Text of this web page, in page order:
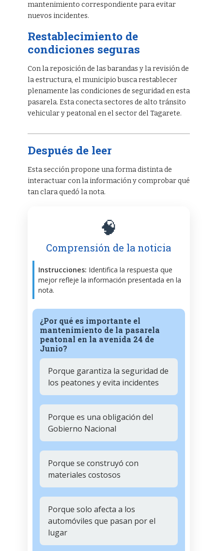
mantenimiento correspondiente para evitar
nuevos incidentes.
Restablecimiento de
condiciones seguras
Con la reposición de las barandas y la revisión de
la estructura, el municipio busca restablecer
plenamente las condiciones de seguridad en esta
pasarela. Esta conecta sectores de alto tránsito
vehicular y peatonal en el sector del Tagarete.
Después de leer
Esta sección propone una forma distinta de
interactuar con la información y comprobar qué
tan clara quedó la nota.
🧠
Comprensión de la noticia
Instrucciones: Identifica la respuesta que
mejor refleje la información presentada en la
nota.
¿Por qué es importante el
mantenimiento de la pasarela
peatonal en la avenida 24 de
Junio?
Porque garantiza la seguridad de
los peatones y evita incidentes
Porque es una obligación del
Gobierno Nacional
Porque se construyó con
materiales costosos
Porque solo afecta a los
automóviles que pasan por el
lugar